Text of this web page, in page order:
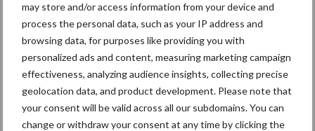
may store and/or access information from your device and
process the personal data, such as your IP address and
browsing data, for purposes like providing you with
personalized ads and content, measuring marketing campaign
effectiveness, analyzing audience insights, collecting precise
geolocation data, and product development. Please note that
your consent will be valid across all our subdomains. You can
change or withdraw your consent at any time by clicking the
agrifoodketen en positie van de boer
Duurzame productie in de eigen regio en een goed inkomen voor
om biologische producten te kopen. Ondanks de groei van de
Duitse biologische landbouw wordt de binnenlandse vraag
echter nog niet gedekt. Zo komt 95% van de biologische